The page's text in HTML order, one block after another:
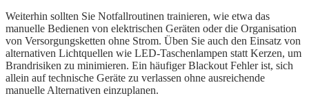
Weiterhin sollten Sie Notfallroutinen trainieren, wie etwa das
manuelle Bedienen von elektrischen Geräten oder die Organisation
von Versorgungsketten ohne Strom. Üben Sie auch den Einsatz von
alternativen Lichtquellen wie LED-Taschenlampen statt Kerzen, um
Brandrisiken zu minimieren. Ein häufiger Blackout Fehler ist, sich
allein auf technische Geräte zu verlassen ohne ausreichende
manuelle Alternativen einzuplanen.